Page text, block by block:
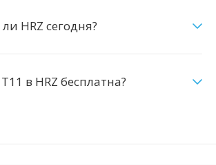
HRZ сегодня?
в HRZ бесплатна?